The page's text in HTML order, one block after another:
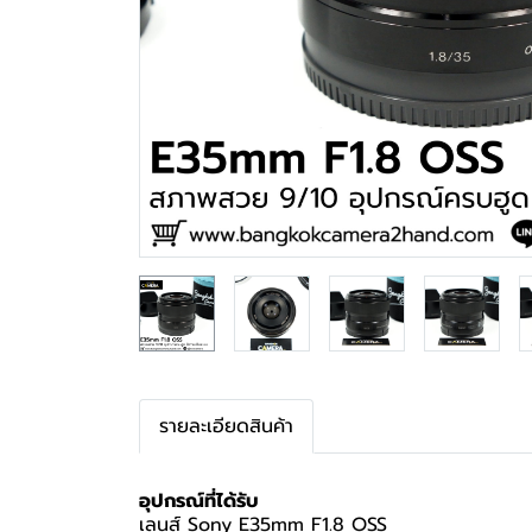
รายละเอียดสินค้า
อุปกรณ์ที่ได้รับ
เลนส์ Sony E35mm F1.8 OSS